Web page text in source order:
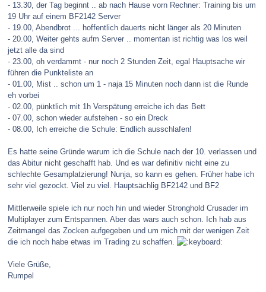
- 13.30, der Tag beginnt .. ab nach Hause vorn Rechner: Training bis um
19 Uhr auf einem BF2142 Server
- 19.00, Abendbrot ... hoffentlich dauerts nicht länger als 20 Minuten
- 20.00, Weiter gehts aufm Server .. momentan ist richtig was los weil
jetzt alle da sind
- 23.00, oh verdammt - nur noch 2 Stunden Zeit, egal Hauptsache wir
führen die Punkteliste an
- 01.00, Mist .. schon um 1 - naja 15 Minuten noch dann ist die Runde
eh vorbei
- 02.00, pünktlich mit 1h Verspätung erreiche ich das Bett
- 07.00, schon wieder aufstehen - so ein Dreck
- 08.00, Ich erreiche die Schule: Endlich ausschlafen!
Es hatte seine Gründe warum ich die Schule nach der 10. verlassen und
das Abitur nicht geschafft hab. Und es war definitiv nicht eine zu
schlechte Gesamplatzierung! Nunja, so kann es gehen. Früher habe ich
sehr viel gezockt. Viel zu viel. Hauptsächlig BF2142 und BF2
Mittlerweile spiele ich nur noch hin und wieder Stronghold Crusader im
Multiplayer zum Entspannen. Aber das wars auch schon. Ich hab aus
Zeitmangel das Zocken aufgegeben und um mich mit der wenigen Zeit
die ich noch habe etwas im Trading zu schaffen.
Viele Grüße,
Rumpel